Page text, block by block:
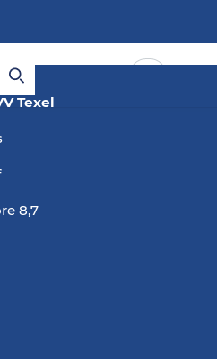
Texel
8,7